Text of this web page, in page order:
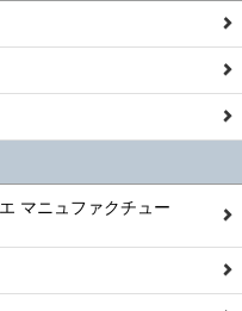
マニュファクチュー